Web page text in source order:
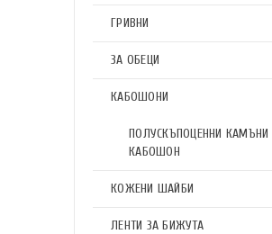
ГРИВНИ
ЗА ОБЕЦИ
КАБОШОНИ
ПОЛУСКЪПОЦЕННИ КАМЪНИ
КАБОШОН
КОЖЕНИ ШАЙБИ
ЛЕНТИ ЗА БИЖУТА